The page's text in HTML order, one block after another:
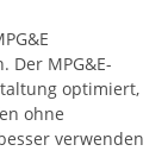
Der MPG&E-
optimiert,
ohne
verwenden